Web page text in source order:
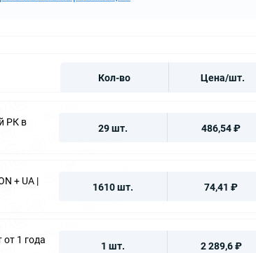
Кол-во Цена/шт.
РК в
29 шт. 486,54 ₽
+ UA |
1610 шт. 74,41 ₽
1 года
1 шт. 2 289,6 ₽